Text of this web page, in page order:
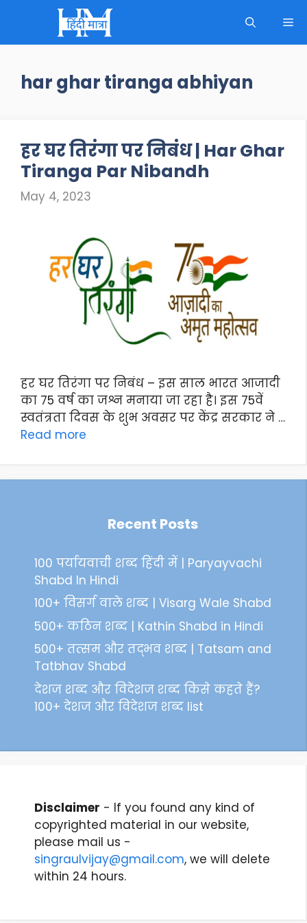
content
har ghar tiranga abhiyan
हर घर तिरंगा पर निबंध | Har Ghar
Tiranga Par Nibandh
May 4, 2023
हर घर तिरंगा पर निबंध – इस साल भारत आजादी
का 75 वर्ष का जश्न मनाया जा रहा है। इस 75वें
स्वतंत्रता दिवस के शुभ अवसर पर केंद्र सरकार ने …
Read more
Recent Posts
100 पर्यायवाची शब्द हिंदी में | Paryayvachi
Shabd In Hindi
100+ विसर्ग वाले शब्द | Visarg Wale Shabd
500+ कठिन शब्द | Kathin Shabd in Hindi
500+ तत्सम और तद्भव शब्द | Tatsam and
Tatbhav Shabd
देशज शब्द और विदेशज शब्द किसे कहते हैं?
100+ देशज और विदेशज शब्द list
Disclaimer - If you found any kind of
copyrighted material in our website,
please mail us -
singraulvijay@gmail.com, we will delete
within 24 hours.